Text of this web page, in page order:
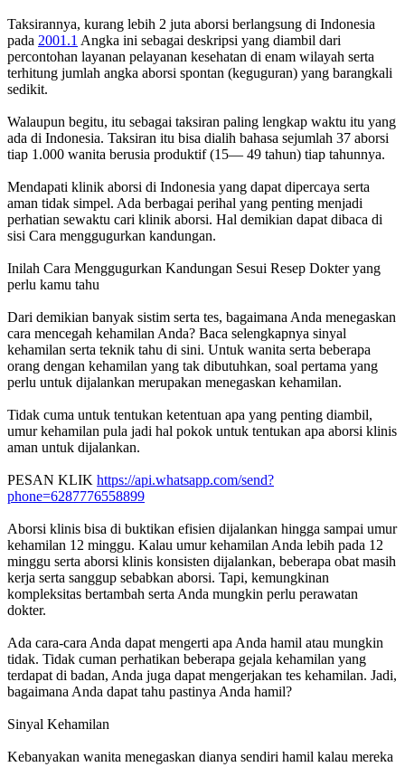
Taksirannya, kurang lebih 2 juta aborsi berlangsung di Indonesia
pada 2001.1 Angka ini sebagai deskripsi yang diambil dari
percontohan layanan pelayanan kesehatan di enam wilayah serta
terhitung jumlah angka aborsi spontan (keguguran) yang barangkali
sedikit.
Walaupun begitu, itu sebagai taksiran paling lengkap waktu itu yang
ada di Indonesia. Taksiran itu bisa dialih bahasa sejumlah 37 aborsi
tiap 1.000 wanita berusia produktif (15— 49 tahun) tiap tahunnya.
Mendapati klinik aborsi di Indonesia yang dapat dipercaya serta
aman tidak simpel. Ada berbagai perihal yang penting menjadi
perhatian sewaktu cari klinik aborsi. Hal demikian dapat dibaca di
sisi Cara menggugurkan kandungan.
Inilah Cara Menggugurkan Kandungan Sesui Resep Dokter yang
perlu kamu tahu
Dari demikian banyak sistim serta tes, bagaimana Anda menegaskan
cara mencegah kehamilan Anda? Baca selengkapnya sinyal
kehamilan serta teknik tahu di sini. Untuk wanita serta beberapa
orang dengan kehamilan yang tak dibutuhkan, soal pertama yang
perlu untuk dijalankan merupakan menegaskan kehamilan.
Tidak cuma untuk tentukan ketentuan apa yang penting diambil,
umur kehamilan pula jadi hal pokok untuk tentukan apa aborsi klinis
aman untuk dijalankan.
PESAN KLIK https://api.whatsapp.com/send?
phone=6287776558899
Aborsi klinis bisa di buktikan efisien dijalankan hingga sampai umur
kehamilan 12 minggu. Kalau umur kehamilan Anda lebih pada 12
minggu serta aborsi klinis konsisten dijalankan, beberapa obat masih
kerja serta sanggup sebabkan aborsi. Tapi, kemungkinan
kompleksitas bertambah serta Anda mungkin perlu perawatan
dokter.
Ada cara-cara Anda dapat mengerti apa Anda hamil atau mungkin
tidak. Tidak cuman perhatikan beberapa gejala kehamilan yang
terdapat di badan, Anda juga dapat mengerjakan tes kehamilan. Jadi,
bagaimana Anda dapat tahu pastinya Anda hamil?
Sinyal Kehamilan
Kebanyakan wanita menegaskan dianya sendiri hamil kalau mereka